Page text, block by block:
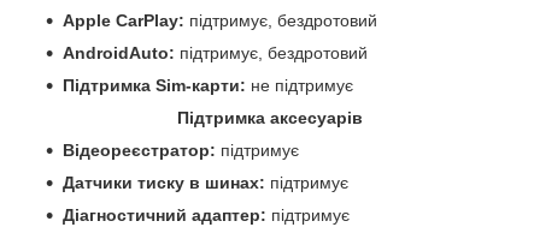
Apple CarPlay: підтримує, бездротовий
AndroidAuto: підтримує, бездротовий
Підтримка Sim-карти: не підтримує
Підтримка аксесуарів
Відеореєстратор: підтримує
Датчики тиску в шинах: підтримує
Діагностичний адаптер: підтримує